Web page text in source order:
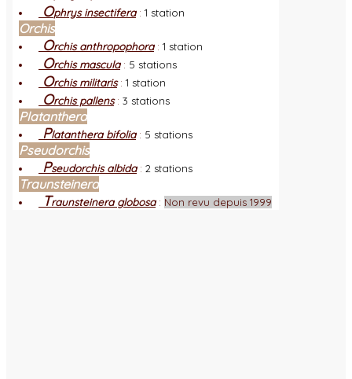
Ophrys insectifera: 1 station
Orchis
Orchis anthropophora: 1 station
Orchis mascula: 5 stations
Orchis militaris: 1 station
Orchis pallens: 3 stations
Platanthera
Platanthera bifolia: 5 stations
Pseudorchis
Pseudorchis albida: 2 stations
Traunsteinera
Traunsteinera globosa: Non revu depuis 1999